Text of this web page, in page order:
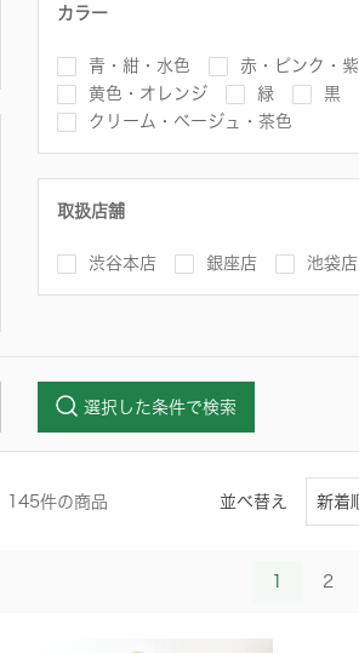
カラー
青・紺・水色 赤・ピンク・紫
黄色・オレンジ
緑 黒
クリーム・ベージュ・茶色
取扱店舗
渋谷本店 銀座店 池袋店
選択した条件で検索
145件の商品 並べ替え
1 2